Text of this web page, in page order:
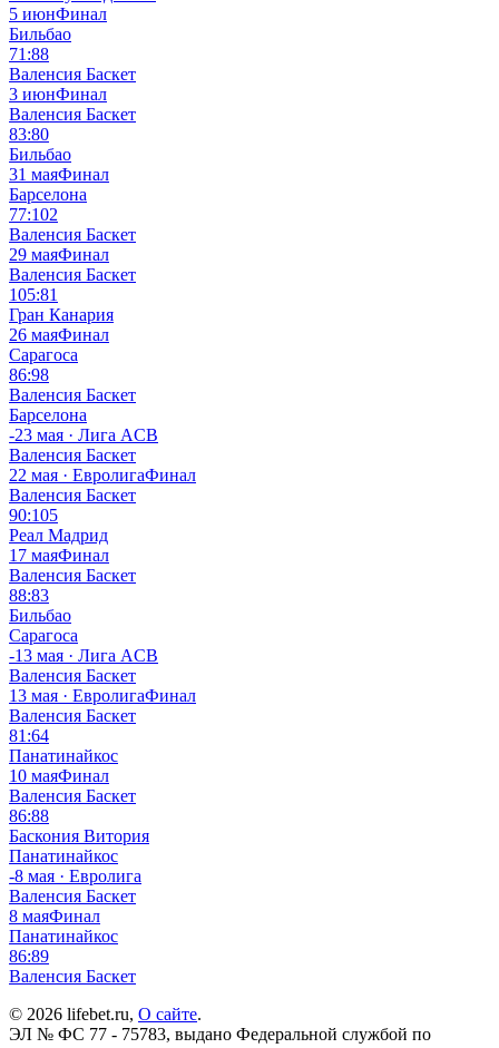
5 июнФинал
Бильбао
71:88
Валенсия Баскет
3 июнФинал
Валенсия Баскет
83:80
Бильбао
31 маяФинал
Барселона
77:102
Валенсия Баскет
29 маяФинал
Валенсия Баскет
105:81
Гран Канария
26 маяФинал
Сарагоса
86:98
Валенсия Баскет
Барселона
-23 мая · Лига ACB
Валенсия Баскет
22 мая · ЕвролигаФинал
Валенсия Баскет
90:105
Реал Мадрид
17 маяФинал
Валенсия Баскет
88:83
Бильбао
Сарагоса
-13 мая · Лига ACB
Валенсия Баскет
13 мая · ЕвролигаФинал
Валенсия Баскет
81:64
Панатинайкос
10 маяФинал
Валенсия Баскет
86:88
Баскония Витория
Панатинайкос
-8 мая · Евролига
Валенсия Баскет
8 маяФинал
Панатинайкос
86:89
Валенсия Баскет
© 2026 lifebet.ru, О сайте.
ЭЛ № ФС 77 - 75783, выдано Федеральной службой по